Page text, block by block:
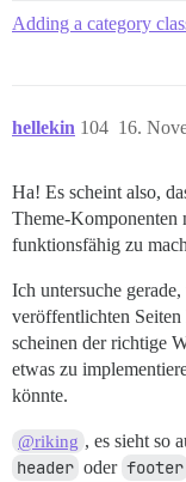
Adding a category
hellekin 16.
104
Ha! Es scheint also,
Theme-Komponenten
funktionsfähig zu
Ich untersuche
veröffentlichten
scheinen der richtige
etwas zu
könnte.
@riking , es sieht so
header oder footer